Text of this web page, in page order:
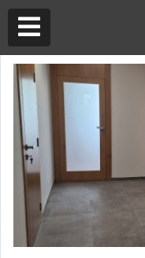
Аз съм майстор
Търся майстор